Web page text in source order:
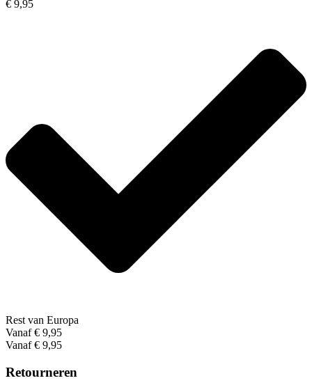
€ 9,95
Rest van Europa
Vanaf € 9,95
Vanaf € 9,95
Retourneren